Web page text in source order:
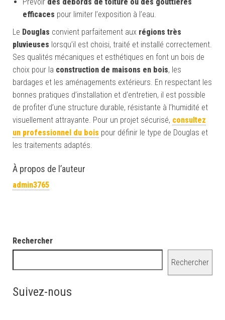
efficaces pour limiter l’exposition à l’eau.
Le Douglas convient parfaitement aux régions très
pluvieuses lorsqu’il est choisi, traité et installé correctement.
Ses qualités mécaniques et esthétiques en font un bois de
choix pour la construction de maisons en bois, les
bardages et les aménagements extérieurs. En respectant les
bonnes pratiques d’installation et d’entretien, il est possible
de profiter d’une structure durable, résistante à l’humidité et
visuellement attrayante. Pour un projet sécurisé, consultez
un professionnel du bois pour définir le type de Douglas et
les traitements adaptés.
À propos de l’auteur
admin3765
Rechercher
Rechercher
Suivez-nous